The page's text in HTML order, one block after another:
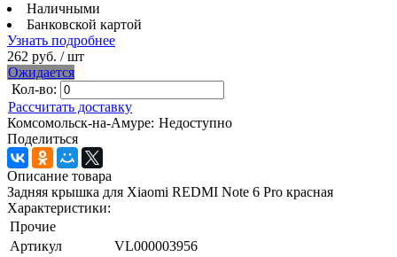
Наличными
Банковской картой
Узнать подробнее
262 руб. / шт
Ожидается
Кол-во:
Рассчитать доставку
Комсомольск-на-Амуре: Недоступно
Поделиться
Описание товара
Задняя крышка для Xiaomi REDMI Note 6 Pro красная
Характеристики:
Прочие
Артикул
VL000003956